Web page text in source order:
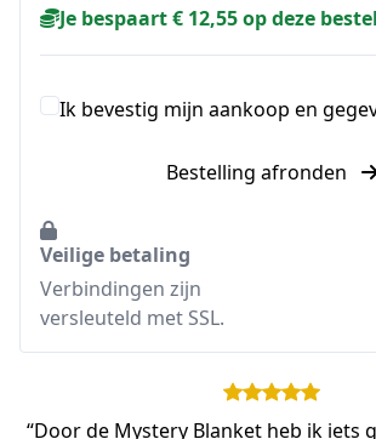
Je bespaart € 12,55 op deze
Ik bevestig mijn aankoop en
Bestelling afronden
Veilige betaling
Verbindingen zijn
versleuteld met SSL.
“Door de Mystery Blanket heb ik iets